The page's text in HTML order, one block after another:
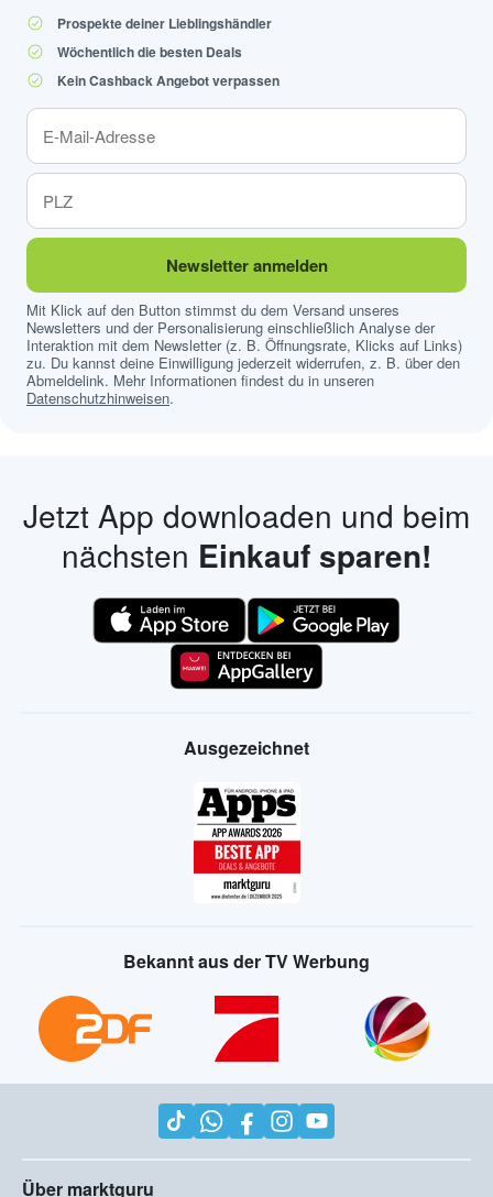
Prospekte deiner Lieblingshändler
Wöchentlich die besten Deals
Kein Cashback Angebot verpassen
Newsletter anmelden
Mit Klick auf den Button stimmst du dem Versand unseres
Newsletters und der Personalisierung einschließlich Analyse der
Interaktion mit dem Newsletter (z. B. Öffnungsrate, Klicks auf Links)
zu. Du kannst deine Einwilligung jederzeit widerrufen, z. B. über den
Abmeldelink. Mehr Informationen findest du in unseren
Datenschutzhinweisen.
Jetzt App downloaden und beim
nächsten Einkauf sparen!
Ausgezeichnet
Bekannt aus der TV Werbung
Über marktguru